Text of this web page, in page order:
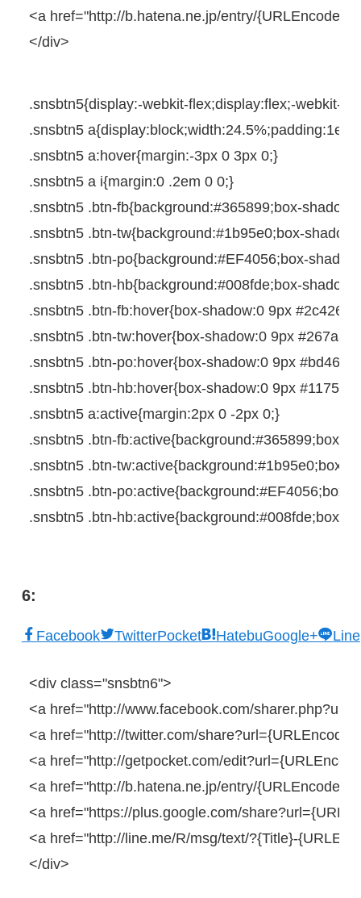
<a href="http://b.hatena.ne.jp/entry/
</div>
.snsbtn5{display:-webkit-flex;display:flex;-webkit-
.snsbtn5 a{display:block;width:24.5%;padding:1em
.snsbtn5 a:hover{margin:-3px 0 3px 0;}
.snsbtn5 a i{margin:0 .2em 0 0;}
.snsbtn5 .btn-fb{background:#365899;box-shadow
.snsbtn5 .btn-tw{background:#1b95e0;box-shadow
.snsbtn5 .btn-po{background:#EF4056;box-shadow
.snsbtn5 .btn-hb{background:#008fde;box-shadow
.snsbtn5 .btn-fb:hover{box-shadow:0 9px #2c4266
.snsbtn5 .btn-tw:hover{box-shadow:0 9px #267aad
.snsbtn5 .btn-po:hover{box-shadow:0 9px #bd4656
.snsbtn5 .btn-hb:hover{box-shadow:0 9px #1175ab
.snsbtn5 a:active{margin:2px 0 -2px 0;}
.snsbtn5 .btn-fb:active{background:#365899;box-
.snsbtn5 .btn-tw:active{background:#1b95e0;box-
.snsbtn5 .btn-po:active{background:#EF4056;box-
.snsbtn5 .btn-hb:active{background:#008fde;box-
6:
Facebook TwitterPocket HatebuGoogle+ Line
<div class="snsbtn6">
<a href="http://www.facebook.com/
<a href="http://twitter.com/
<a href="http://getpocket.com/
<a href="http://b.hatena.ne.jp/entry/
<a href="https://plus.google.com/
<a href="http://line.me/R/msg/text/?{Title}-
</div>